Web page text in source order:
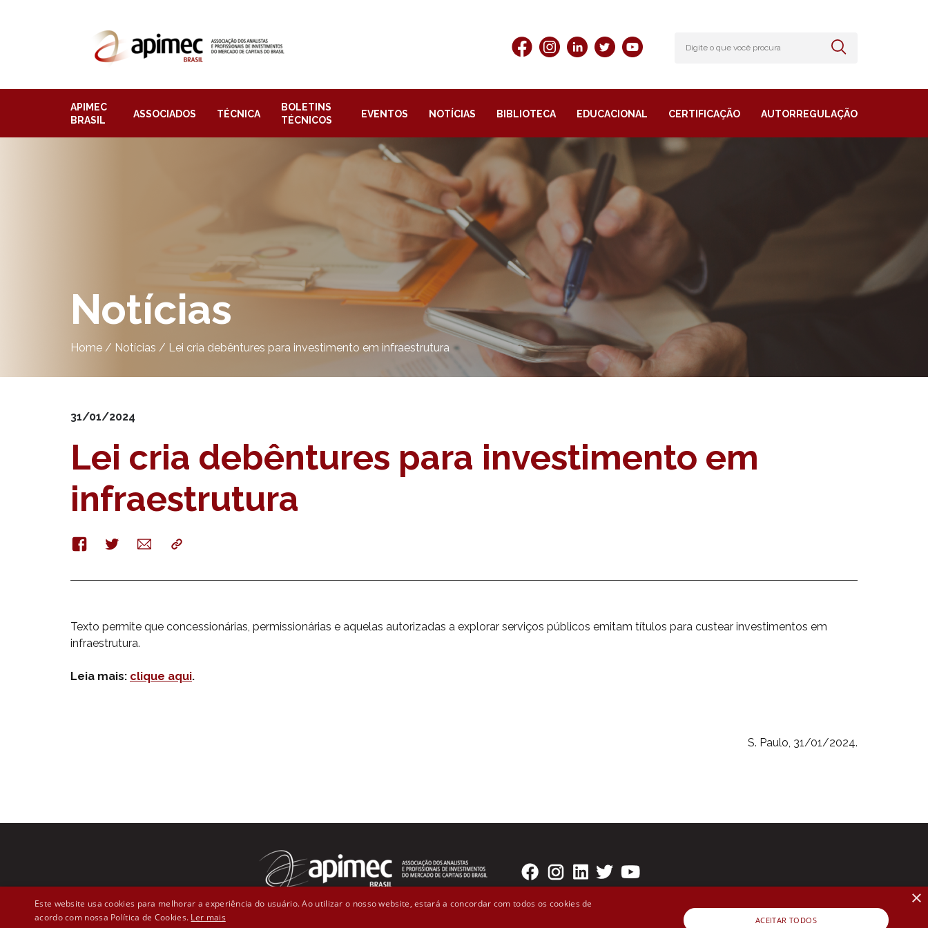
APIMEC
BRASIL
ASSOCIADOS TÉCNICA
BOLETINS
TÉCNICOS
EVENTOS NOTÍCIAS BIBLIOTECA EDUCACIONAL CERTIFICAÇÃO AUTORREGULAÇÃO
Notícias
Home / Notícias / Lei cria debêntures para investimento em infraestrutura
31/01/2024
Lei cria debêntures para investimento em
infraestrutura
FacebookTwitterE-
mail
Copy
Texto permite que concessionárias, permissionárias e aquelas autorizadas a explorar serviços públicos emitam títulos para custear investimentos em
infraestrutura.
Leia mais: clique aqui.
S. Paulo, 31/01/2024.
×
Este website usa cookies para melhorar a experiência do usuário. Ao utilizar o nosso website, estará a concordar com todos os cookies de
acordo com nossa Política de Cookies. Ler mais ACEITAR TODOS